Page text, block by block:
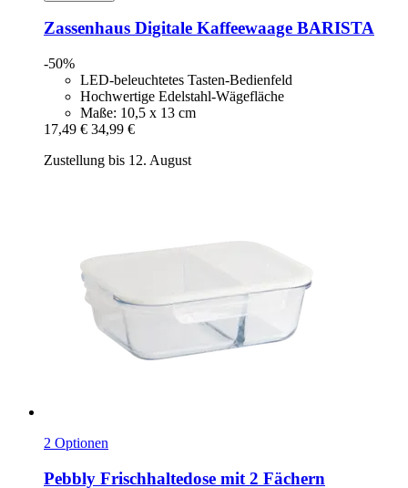
Zassenhaus Digitale Kaffeewaage BARISTA
-50%
LED-beleuchtetes Tasten-Bedienfeld
Hochwertige Edelstahl-Wägefläche
Maße: 10,5 x 13 cm
17,49 € 34,99 €
Zustellung bis 12. August
2 Optionen
Pebbly Frischhaltedose mit 2 Fächern